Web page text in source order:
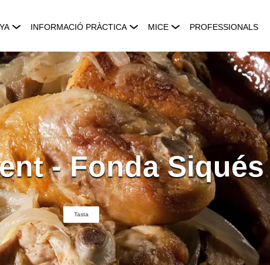
INFORMACIÓ PRÀCTICA MICE PROFESSIONALS
- Fonda Siqués
Tasta